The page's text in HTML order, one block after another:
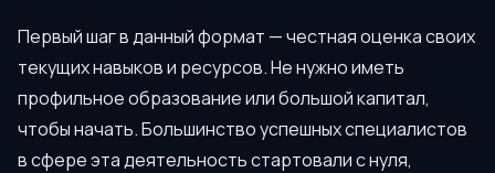
Первый шаг в данный формат — честная оценка своих
текущих навыков и ресурсов. Не нужно иметь
профильное образование или большой капитал,
чтобы начать. Большинство успешных специалистов
в сфере эта деятельность стартовали с нуля,